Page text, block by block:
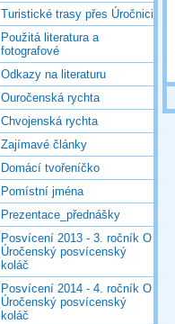
Turistické trasy přes Úročnici
Použitá literatura a
fotografové
Odkazy na literaturu
Ouročenská rychta
Chvojenská rychta
Zajímavé články
Domácí tvořeníčko
Pomístní jména
Prezentace_přednášky
Posvícení 2013 - 3. ročník O
Úročenský posvícenský
koláč
Posvícení 2014 - 4. ročník O
Úročenský posvícenský
koláč